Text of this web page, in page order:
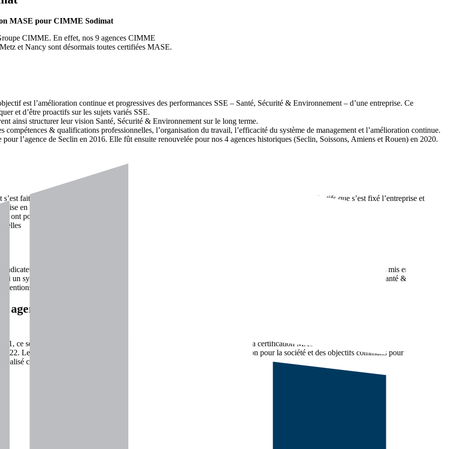
MASE pour CIMME Sodimat
CIMME. En effet, nos 9 agences CIMME
et Nancy sont désormais toutes certifiées MASE.
est l’amélioration continue et progressives des performances SSE – Santé, Sécurité & Environnement – d’une entreprise. Ce
et d’être proactifs sur les sujets variés SSE.
ainsi structurer leur vision Santé, Sécurité & Environnement sur le long terme.
compétences & qualifications professionnelles, l’organisation du travail, l’efficacité du système de management et l’amélioration continue.
l’agence de Seclin en 2016. Elle fût ensuite renouvelée pour nos 4 agences historiques (Seclin, Soissons, Amiens et Rouen) en 2020.
fait sur une volonté de la direction de s’engager sur les domaines SSE. Il répond à plusieurs objectifs que s’est fixé l’entreprise et
en place d’outils de prévention.
ont pour but d’améliorer la sécurité, la santé et l’environnement des collaborateurs de l’entreprise, notamment :
qui permettent de mesurer la performance SSE globale de l’entreprise et d’adapter en conséquence les process mis en place.
un système reconnu chez nos clients et futurs collaborateurs et traduit un engagement sur nos performances Sécurité, Santé &
de l’entreprise en matière de SSE : c’est un gage de qualité des conditions de travail.
agences CIMME
ce sont nos 4 premières agences qui ont été auditées en 2020 pour obtenir la certification MASE.
Le but de cette extension étant d’avoir une démarche globale de prévention pour la société et des objectifs communs pour toutes les
chaque année dans les agences.